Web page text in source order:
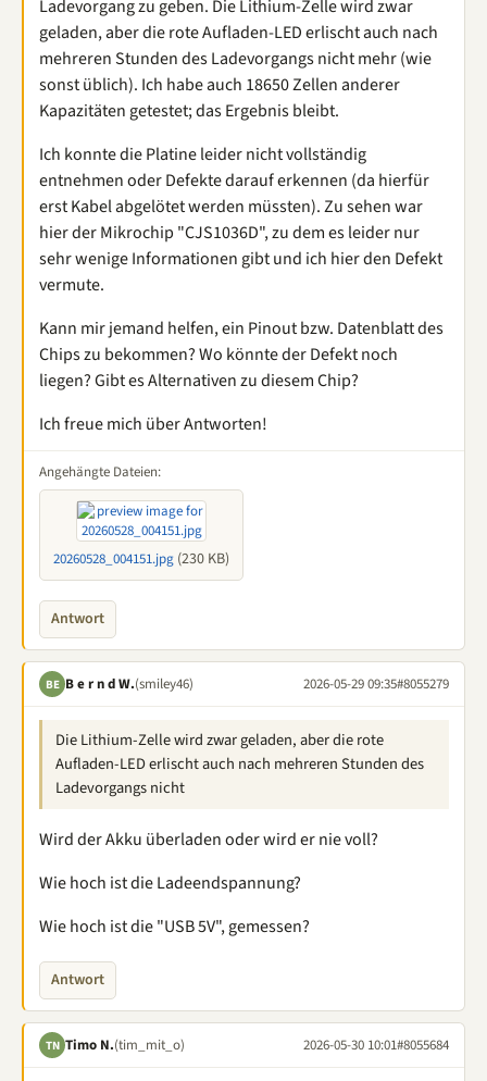
Ladevorgang zu geben. Die Lithium-Zelle wird zwar
geladen, aber die rote Aufladen-LED erlischt auch nach
mehreren Stunden des Ladevorgangs nicht mehr (wie
sonst üblich). Ich habe auch 18650 Zellen anderer
Kapazitäten getestet; das Ergebnis bleibt.
Ich konnte die Platine leider nicht vollständig
entnehmen oder Defekte darauf erkennen (da hierfür
erst Kabel abgelötet werden müssten). Zu sehen war
hier der Mikrochip "CJS1036D", zu dem es leider nur
sehr wenige Informationen gibt und ich hier den Defekt
vermute.
Kann mir jemand helfen, ein Pinout bzw. Datenblatt des
Chips zu bekommen? Wo könnte der Defekt noch
liegen? Gibt es Alternativen zu diesem Chip?
Ich freue mich über Antworten!
Angehängte Dateien:
20260528_004151.jpg (230 KB)
Antwort
BE B e r n d W.(smiley46) 2026-05-29 09:35#8055279
Die Lithium-Zelle wird zwar geladen, aber die rote
Aufladen-LED erlischt auch nach mehreren Stunden des
Ladevorgangs nicht
Wird der Akku überladen oder wird er nie voll?
Wie hoch ist die Ladeendspannung?
Wie hoch ist die "USB 5V", gemessen?
Antwort
TN Timo N.(tim_mit_o) 2026-05-30 10:01#8055684